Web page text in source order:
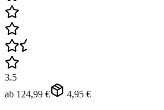
3.5
ab 124,99 € 4,95 €